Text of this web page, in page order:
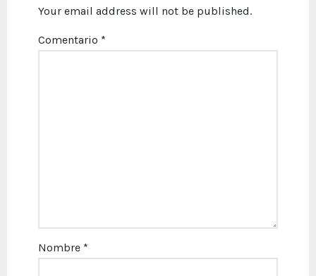
Your email address will not be published.
Comentario *
Nombre *